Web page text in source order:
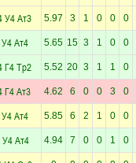
У4Ат3 5.97 3 1 0 0 0
У4Ат4 5.65 15 3 1 0 0
Г4Тр2 5.52 20 3 1 1 0
Г4Ат3 4.62 6 0 0 3 0
У4Ат4 5.85 6 2 1 0 0
У4Ат4 4.94 7 0 0 1 0